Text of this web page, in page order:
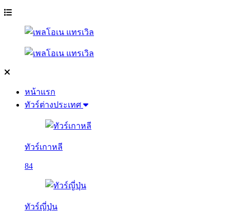
หน้าแรก
ทัวร์ต่างประเทศ
ทัวร์เกาหลี
84
ทัวร์ญี่ปุ่น